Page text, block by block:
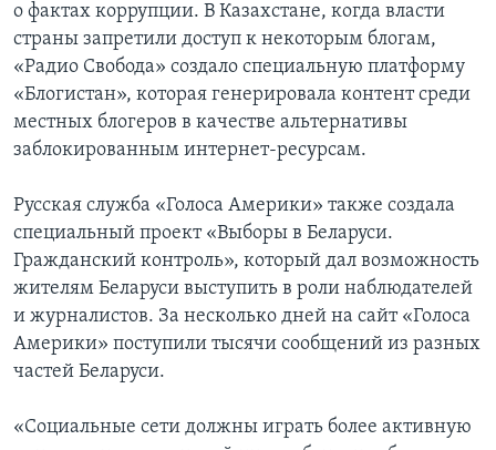
о фактах коррупции. В Казахстане, когда власти
страны запретили доступ к некоторым блогам,
«Радио Свобода» создало специальную платформу
«Блогистан», которая генерировала контент среди
местных блогеров в качестве альтернативы
заблокированным интернет-ресурсам.
Русская служба «Голоса Америки» также создала
специальный проект «Выборы в Беларуси.
Гражданский контроль», который дал возможность
жителям Беларуси выступить в роли наблюдателей
и журналистов. За несколько дней на сайт «Голоса
Америки» поступили тысячи сообщений из разных
частей Беларуси.
«Социальные сети должны играть более активную